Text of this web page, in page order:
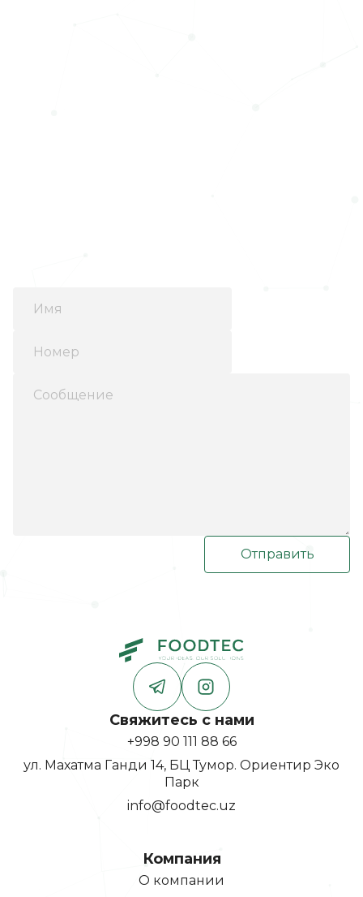
Отправить
Свяжитесь с нами
+998 90 111 88 66
ул. Махатма Ганди 14, БЦ Тумор. Ориентир Эко
Парк
info@foodtec.uz
Компания
О компании